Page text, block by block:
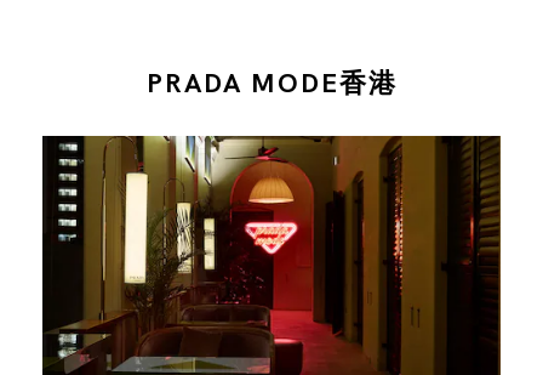
PRADA MODE香港